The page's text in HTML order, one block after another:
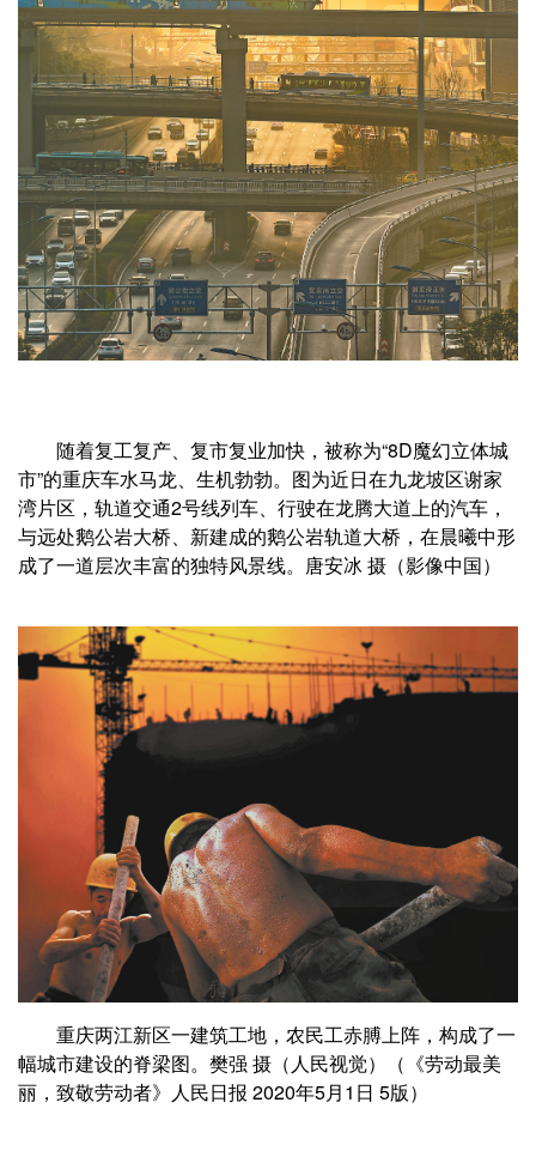
随着复工复产、复市复业加快，被称为“8D魔幻立体城
市”的重庆车水马龙、生机勃勃。图为近日在九龙坡区谢家
湾片区，轨道交通2号线列车、行驶在龙腾大道上的汽车，
与远处鹅公岩大桥、新建成的鹅公岩轨道大桥，在晨曦中形
成了一道层次丰富的独特风景线。唐安冰 摄（影像中国）
重庆两江新区一建筑工地，农民工赤膊上阵，构成了一
幅城市建设的脊梁图。樊强 摄（人民视觉）（《劳动最美
丽，致敬劳动者》人民日报 2020年5月1日 5版）